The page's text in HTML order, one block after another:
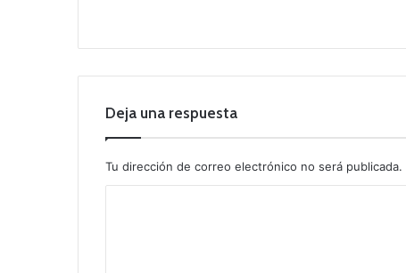
Deja una respuesta
Tu dirección de correo electrónico no será publicada.